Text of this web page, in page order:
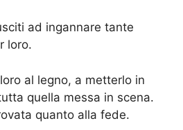
ad ingannare tante
loro.
al legno, a metterlo in
quella messa in scena.
quanto alla fede.